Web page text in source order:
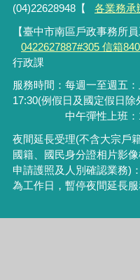
(04)22628948【
各業務承
【臺中市南區戶政事務所
0422627887#305 信箱
行政課
服務時間：每週一至週五
17:30(例假日及國定假日除
中午彈性上班：
夜間延長受理(不含大宗戶
國籍、國民身分證相片影
申請護照及人別確認業務) ：
為工作日，暫停夜間延長服